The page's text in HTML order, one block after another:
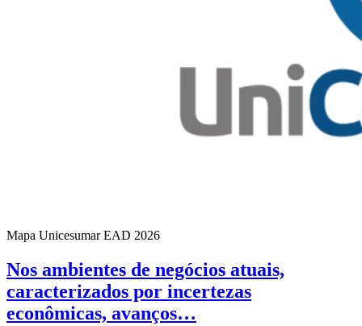
Mapa Unicesumar EAD 2026
Nos ambientes de negócios atuais,
caracterizados por incertezas
econômicas, avanços…